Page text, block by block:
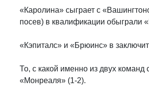
«Каролина» сыграет с
посев) в квалификации обыграли
«Кэпиталс» и «Брюинс» в
То, с какой именно из двух команд
«Монреаля» (1-2).